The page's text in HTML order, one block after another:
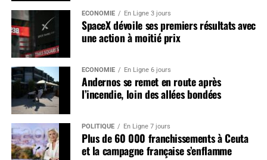
ÉCONOMIE En Ligne 3 jours
SpaceX dévoile ses premiers résultats avec
une action à moitié prix
ÉCONOMIE En Ligne 6 jours
Andernos se remet en route après
l’incendie, loin des allées bondées
POLITIQUE En Ligne 7 jours
Plus de 60 000 franchissements à Ceuta
et la campagne française s’enflamme